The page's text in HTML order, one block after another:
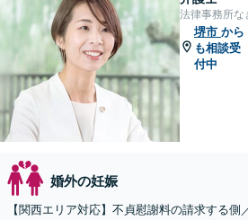
法律事務所な
堺市 から
も相談受
付中
婚外の妊娠
【関西エリア対応】不貞慰謝料の請求する